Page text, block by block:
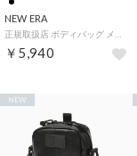
NEW ERA
正規取扱店 ボディバッグ メンズ レディース 大きめ ブランド ショルダーバッグ ボディーバッグ スポーツ スリングバッグ ワンショルダーバッグ 縦型 A5 ボディバッグ ワンショルダー 8L （ブラックREF）
￥5,940
NEW